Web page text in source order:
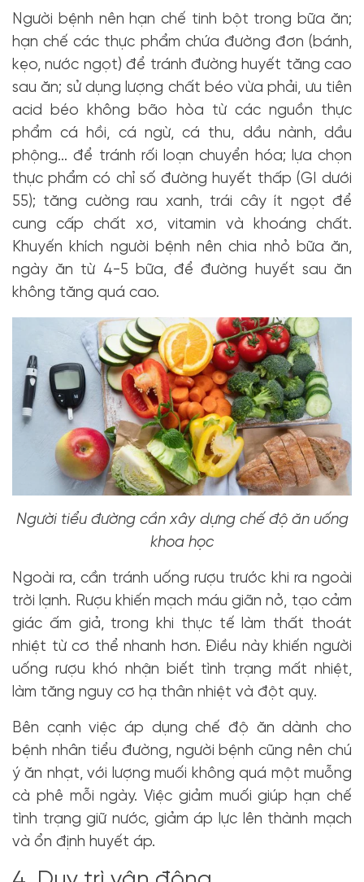
Người bệnh nên hạn chế tinh bột trong bữa ăn;
hạn chế các thực phẩm chứa đường đơn (bánh,
kẹo, nước ngọt) để tránh đường huyết tăng cao
sau ăn; sử dụng lượng chất béo vừa phải, ưu tiên
acid béo không bão hòa từ các nguồn thực
phẩm cá hồi, cá ngừ, cá thu, dầu nành, dầu
phộng… để tránh rối loạn chuyển hóa; lựa chọn
thực phẩm có chỉ số đường huyết thấp (GI dưới
55); tăng cường rau xanh, trái cây ít ngọt để
cung cấp chất xơ, vitamin và khoáng chất.
Khuyến khích người bệnh nên chia nhỏ bữa ăn,
ngày ăn từ 4-5 bữa, để đường huyết sau ăn
không tăng quá cao.
Người tiểu đường cần xây dựng chế độ ăn uống
khoa học
Ngoài ra, cần tránh uống rượu trước khi ra ngoài
trời lạnh. Rượu khiến mạch máu giãn nở, tạo cảm
giác ấm giả, trong khi thực tế làm thất thoát
nhiệt từ cơ thể nhanh hơn. Điều này khiến người
uống rượu khó nhận biết tình trạng mất nhiệt,
làm tăng nguy cơ hạ thân nhiệt và đột quỵ.
Bên cạnh việc áp dụng chế độ ăn dành cho
bệnh nhân tiểu đường, người bệnh cũng nên chú
ý ăn nhạt, với lượng muối không quá một muỗng
cà phê mỗi ngày. Việc giảm muối giúp hạn chế
tình trạng giữ nước, giảm áp lực lên thành mạch
và ổn định huyết áp.